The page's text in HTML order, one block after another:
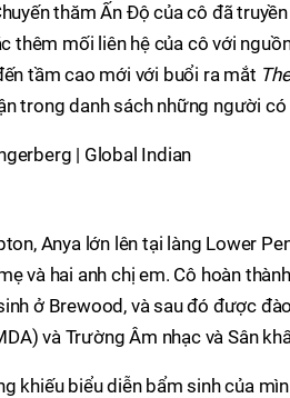
thăm Ấn Độ của cô đã
thêm mối liên hệ của cô với
tầm cao mới với buổi ra mắt
trong danh sách những người
Anya lớn lên tại làng Lower
và hai anh chị em. Cô hoàn
ở Brewood, và sau đó được
và Trường Âm nhạc và Sân
khiếu biểu diễn bẩm sinh của